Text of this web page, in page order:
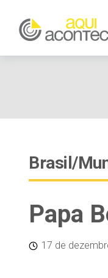
Brasil/
Papa
17 de